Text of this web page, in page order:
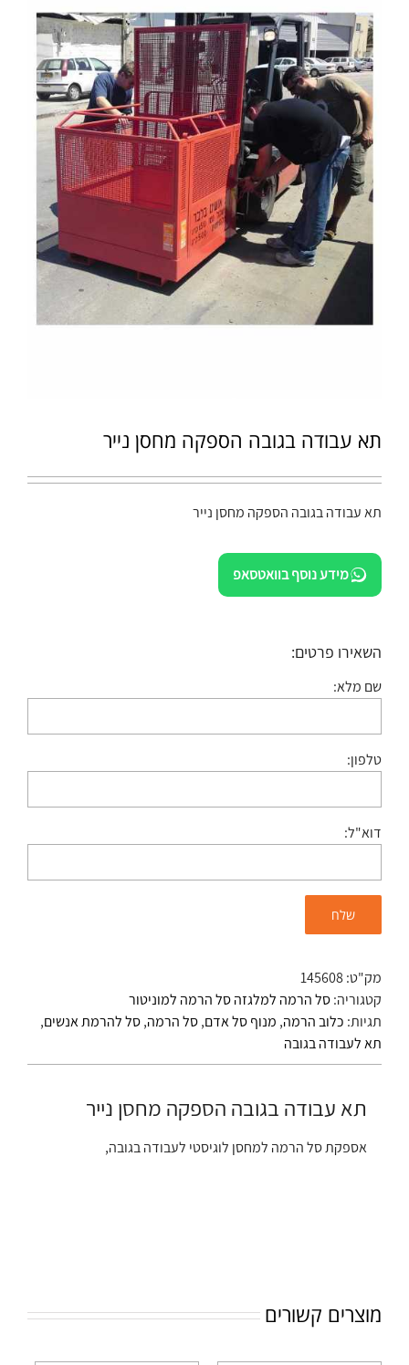
תא עבודה בגובה הספקה מחסן נייר
תא עבודה בגובה הספקה מחסן נייר
מידע נוסף בוואטסאפ
השאירו פרטים:
שם מלא:
טלפון:
דוא"ל:
מק"ט:145608
קטגוריה:סל הרמה למלגזה סל הרמה למוניטור
תגיות: כלוב הרמה, מנוף סל אדם,סל הרמה,סל להרמת אנשים,
תא לעבודה בגובה
תא עבודה בגובה הספקה מחסן נייר
אספקת סל הרמה למחסן לוגיסטי לעבודה בגובה,
מוצרים קשורים